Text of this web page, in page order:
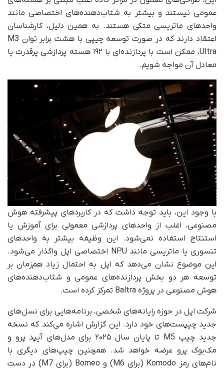
عمومی نیستند و بیشتر به شتاب‌دهنده‌های اختصاصی مانند
واحدهای ماتریسی متکی هستند. به همین دلیل، کارشناسان
اعتقاد دارند که در صورت توسعه چیپی با هشت برابر توان M3
Ultra، ممکن است با پردازنده‌ای با ۱۹۲ هسته پردازشی پرقدرت یا
معادل آن مواجه شویم.
با وجود این، باید توجه داشت که در کاربردهای پیشرفته هوش
مصنوعی، اغلب از واحدهای پردازشی معمولی برای آموزش یا
استنتاج استفاده نمی‌شود. این وظیفه بیشتر به واحدهای
تنسوری یا ماتریسی مانند NPU اختصاصی اپل واگذار می‌شود.
این موضوع نشان می‌دهد که اپل به احتمال زیاد هم‌زمان بر
توسعه هر دو بخش پردازنده‌های عمومی و شتاب‌دهنده‌های
هوش مصنوعی در پروژه Baltra تمرکز کرده است.
شرکت اپل در حوزه رایانه‌های شخصی، برنامه‌هایی برای نسل‌های
جدید چیپست‌های خود دارد. این گزارش اشاره می‌کند که نسخه
جدید چیپ M5 تا پایان سال ۲۰۲۵ برای مدل‌های آیپد پرو و
مک‌بوک پرو عرضه خواهد شد. همچنین چیپ‌های دیگری با
نام‌های رمز Komodo (برای M6) و Borneo (برای M7) در دست